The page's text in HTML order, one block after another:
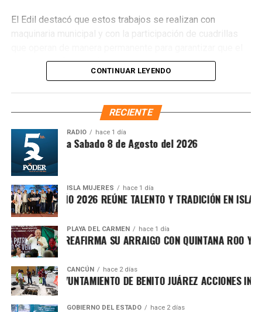
sector privado, con el objetivo de consolidar a Cozumel
como uno de los destinos más importantes de México y
movilidad, conectividad y desarrollo turístico.
El Edil destacó que estos trabajos se realizan con
maquinaria municipal y con la participación de cuadrillas
agua pluvial fluya de forma adecuada. “Ya hemos
desazolvado y profundizado alrededor de 345 pozos de
con ayuda de la maquinaria del pueblo”, afirmó Chacón
Méndez al supervisar las labores.
CONTINUAR LEYENDO
RECIENTE
RADIO hace 1 día
Matutina Sabado 8 de Agosto del 2026
ISLA MUJERES hace 1 día
CEVICHE ISLEÑO 2026 REÚNE TALENTO Y TRADICIÓN EN ISLA
PLAYA DEL CARMEN hace 1 día
RAFA MARÍN REAFIRMA SU ARRAIGO CON QUINTANA ROO Y
CANCÚN hace 2 días
FORTALECE AYUNTAMIENTO DE BENITO JUÁREZ ACCIONES
GOBIERNO DEL ESTADO hace 2 días